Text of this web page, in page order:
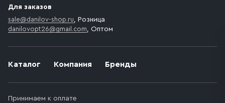
Каталог Компания Бренды
Принимаем к оплате
Для заказов
sale@danilov-shop.ru, Розница
danilovopt26@gmail.com, Оптом